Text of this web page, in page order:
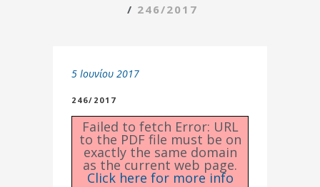
/ 246/2017
5 Ιουνίου 2017
246/2017
Failed to fetch Error: URL
to the PDF file must be on
exactly the same domain
as the current web page.
Click here for more info